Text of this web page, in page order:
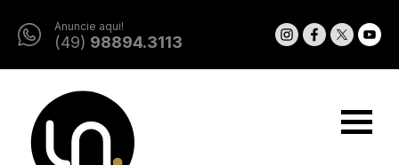
Anuncie aqui!
(49) 98894.3113